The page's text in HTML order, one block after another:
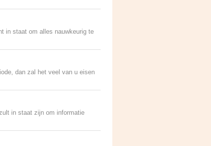
in staat om alles nauwkeurig te
dan zal het veel van u eisen
in staat zijn om informatie